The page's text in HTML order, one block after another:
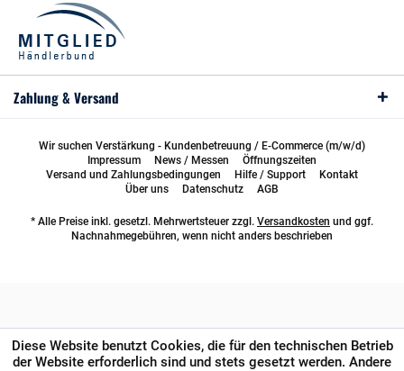
Zahlung & Versand
Wir suchen Verstärkung - Kundenbetreuung / E-Commerce (m/w/d)
Impressum
News / Messen
Öffnungszeiten
Versand und Zahlungsbedingungen
Hilfe / Support
Kontakt
Über uns
Datenschutz AGB
* Alle Preise inkl. gesetzl. Mehrwertsteuer zzgl. Versandkosten und ggf.
Nachnahmegebühren, wenn nicht anders beschrieben
Diese Website benutzt Cookies, die für den technischen Betrieb
der Website erforderlich sind und stets gesetzt werden. Andere